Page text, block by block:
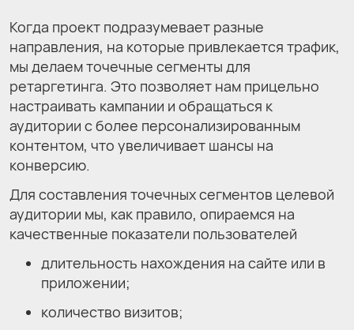
Когда проект подразумевает разные
направления, на которые привлекается трафик,
мы делаем точечные сегменты для
ретаргетинга. Это позволяет нам прицельно
настраивать кампании и обращаться к
аудитории с более персонализированным
контентом, что увеличивает шансы на
конверсию.
Для составления точечных сегментов целевой
аудитории мы, как правило, опираемся на
качественные показатели пользователей
длительность нахождения на сайте или в
приложении;
количество визитов;